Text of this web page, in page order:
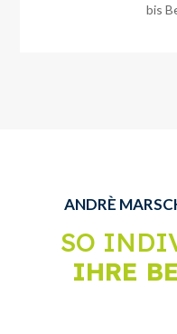
bis
ANDRÈ
SO
IHRE